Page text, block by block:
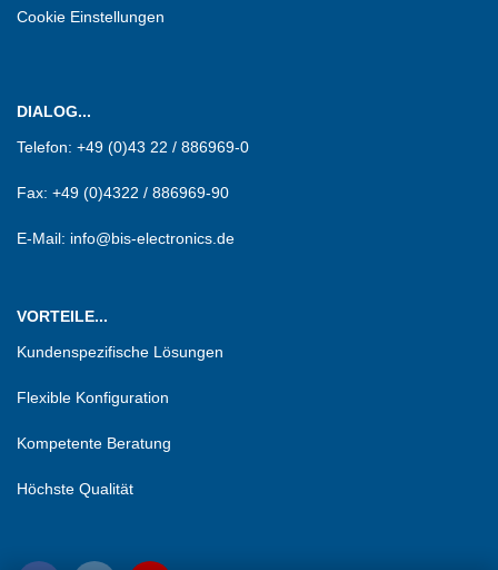
Cookie Einstellungen
DIALOG...
Telefon: +49 (0)43 22 / 886969-0
Fax: +49 (0)4322 / 886969-90
E-Mail: info@bis-electronics.de
VORTEILE...
Kundenspezifische Lösungen
Flexible Konfiguration
Kompetente Beratung
Höchste Qualität